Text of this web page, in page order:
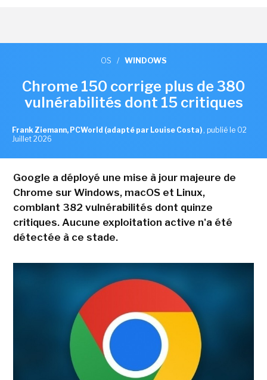
OS / WINDOWS
Chrome 150 corrige plus de 380
vulnérabilités dont 15 critiques
Frank Ziemann, PCWorld (adapté par Louise Costa) , publié le 02
Juillet 2026
Google a déployé une mise à jour majeure de
Chrome sur Windows, macOS et Linux,
comblant 382 vulnérabilités dont quinze
critiques. Aucune exploitation active n'a été
détectée à ce stade.